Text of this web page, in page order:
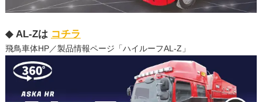
◆ AL-Zは コチラ
飛鳥車体HP／製品情報ページ「ハイルーフAL-Z」